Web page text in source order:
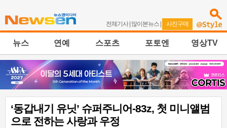
전체기사| 많이본뉴스 | 사진구매
뉴스 연예 스포츠 포토엔 영상TV
‘동갑내기 유닛’ 슈퍼주니어-83z, 첫 미니앨범
으로 전하는 사랑과 우정